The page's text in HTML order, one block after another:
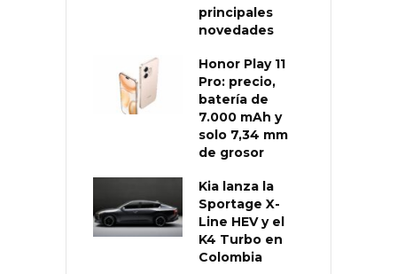
principales
novedades
Honor Play 11
Pro: precio,
batería de
7.000 mAh y
solo 7,34 mm
de grosor
Kia lanza la
Sportage X-
Line HEV y el
K4 Turbo en
Colombia